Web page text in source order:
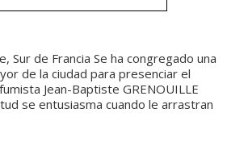
Sur de Francia Se ha congregado una
de la ciudad para presenciar el
Jean-Baptiste GRENOUILLE
se entusiasma cuando le arrastran